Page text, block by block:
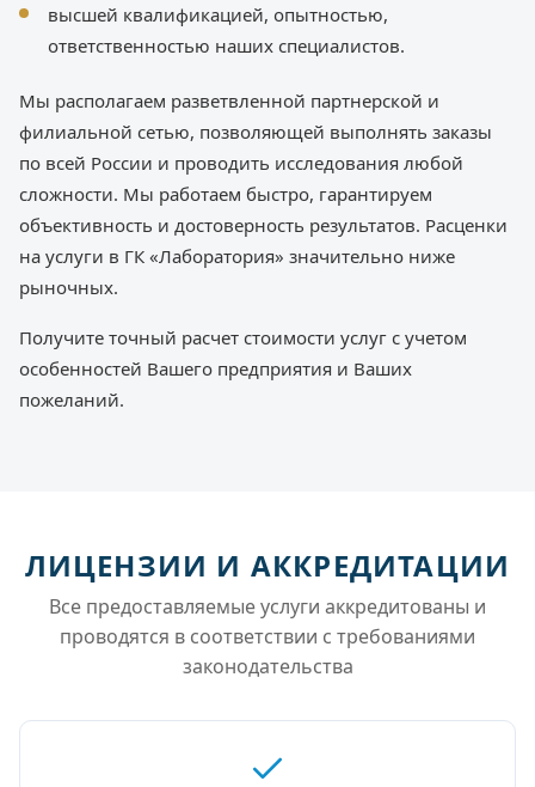
высшей квалификацией, опытностью,
ответственностью наших специалистов.
Мы располагаем разветвленной партнерской и
филиальной сетью, позволяющей выполнять заказы
по всей России и проводить исследования любой
сложности. Мы работаем быстро, гарантируем
объективность и достоверность результатов. Расценки
на услуги в ГК «Лаборатория» значительно ниже
рыночных.
Получите точный расчет стоимости услуг с учетом
особенностей Вашего предприятия и Ваших
пожеланий.
ЛИЦЕНЗИИ И АККРЕДИТАЦИИ
Все предоставляемые услуги аккредитованы и
проводятся в соответствии с требованиями
законодательства